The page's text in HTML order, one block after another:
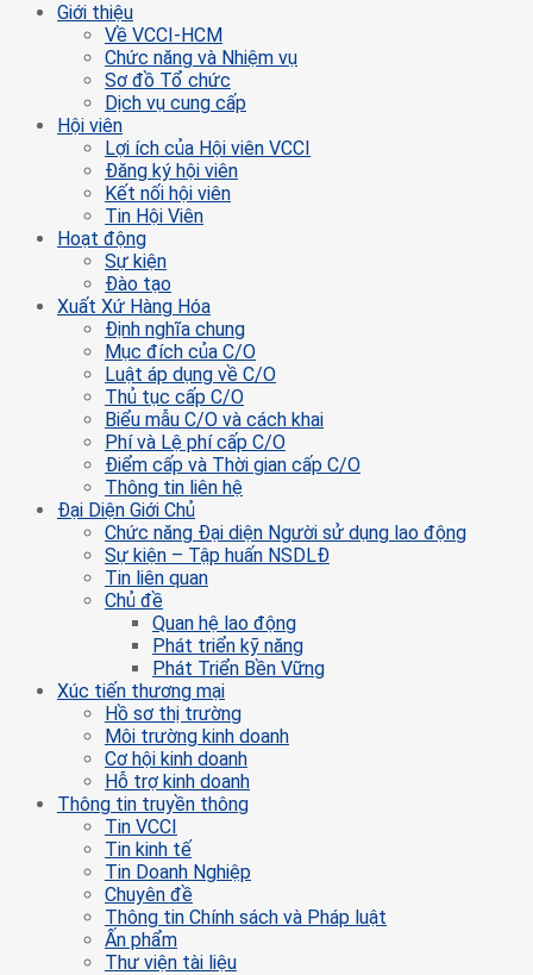
Giới thiệu
Về VCCI-HCM
Chức năng và Nhiệm vụ
Sơ đồ Tổ chức
Dịch vụ cung cấp
Hội viên
Lợi ích của Hội viên VCCI
Đăng ký hội viên
Kết nối hội viên
Tin Hội Viên
Hoạt động
Sự kiện
Đào tạo
Xuất Xứ Hàng Hóa
Định nghĩa chung
Mục đích của C/O
Luật áp dụng về C/O
Thủ tục cấp C/O
Biểu mẫu C/O và cách khai
Phí và Lệ phí cấp C/O
Điểm cấp và Thời gian cấp C/O
Thông tin liên hệ
Đại Diện Giới Chủ
Chức năng Đại diện Người sử dụng lao động
Sự kiện – Tập huấn NSDLĐ
Tin liên quan
Chủ đề
Quan hệ lao động
Phát triển kỹ năng
Phát Triển Bền Vững
Xúc tiến thương mại
Hồ sơ thị trường
Môi trường kinh doanh
Cơ hội kinh doanh
Hỗ trợ kinh doanh
Thông tin truyền thông
Tin VCCI
Tin kinh tế
Tin Doanh Nghiệp
Chuyên đề
Thông tin Chính sách và Pháp luật
Ấn phẩm
Thư viện tài liệu